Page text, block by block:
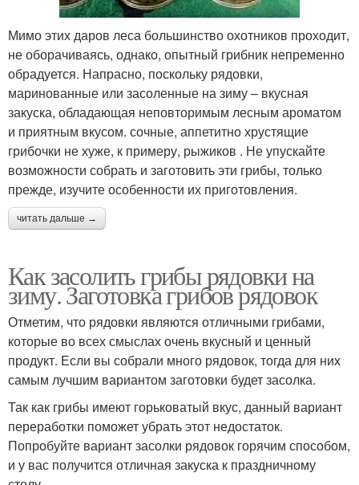
Мимо этих даров леса большинство охотников проходит,
не оборачиваясь, однако, опытный грибник непременно
обрадуется. Напрасно, поскольку рядовки,
маринованные или засоленные на зиму – вкусная
закуска, обладающая неповторимым лесным ароматом
и приятным вкусом. сочные, аппетитно хрустящие
грибочки не хуже, к примеру, рыжиков . Не упускайте
возможности собрать и заготовить эти грибы, только
прежде, изучите особенности их приготовления.
читать дальше →
Как засолить грибы рядовки на
зиму. Заготовка грибов рядовок
Отметим, что рядовки являются отличными грибами,
которые во всех смыслах очень вкусный и ценный
продукт. Если вы собрали много рядовок, тогда для них
самым лучшим вариантом заготовки будет засолка.
Так как грибы имеют горьковатый вкус, данный вариант
переработки поможет убрать этот недостаток.
Попробуйте вариант засолки рядовок горячим способом,
и у вас получится отличная закуска к праздничному